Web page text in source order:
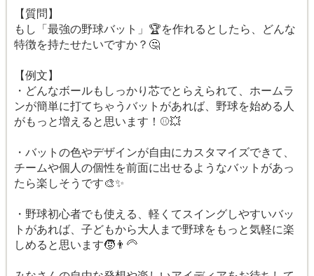
【質問】
もし「最強の野球バット」🏆を作れるとしたら、どんな
特徴を持たせたいですか？🤔
【例文】
・どんなボールもしっかり芯でとらえられて、ホームラ
ンが簡単に打てちゃうバットがあれば、野球を始める人
がもっと増えると思います！⚾️💥
・バットの色やデザインが自由にカスタマイズできて、
チームや個人の個性を前面に出せるようなバットがあっ
たら楽しそうです🎨✨
・野球初心者でも使える、軽くてスイングしやすいバッ
トがあれば、子どもから大人まで野球をもっと気軽に楽
しめると思います🧒👨‍🦳